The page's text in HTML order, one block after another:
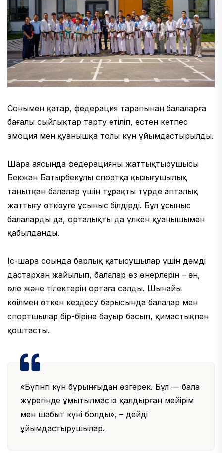
Сонымен қатар, федерация тарапынан балаларға
бағалы сыйлықтар тарту етіліп, естен кетпес
эмоция мен қуанышқа толы күн ұйымдастырылды.
Шара аясында федерацияның жаттықтырушысы
Бекжан Батырбекұлы спортқа қызығушылық
танытқан балалар үшін тұрақты түрде апталық
жаттығу өткізуге ұсыныс білдірді. Бұл ұсыныс
балалардың да, орталықтың да үлкен қуанышымен
қабылданды.
Іс-шара соңында барлық қатысушылар үшін дәмді
дастархан жайылып, балалар өз өнерлерін – ән,
өлең және тілектерін ортаға салды. Шынайы
көңілмен өткен кездесу барысында балалар мен
спортшылар бір-біріне бауыр басып, қимастықпен
қоштасты.
«Бүгінгі күн бұрынғыдан өзгерек. Бұл — бала
жүрегінде ұмытылмас із қалдырған мейірім
мен шабыт күні болды», – дейді
ұйымдастырушылар.